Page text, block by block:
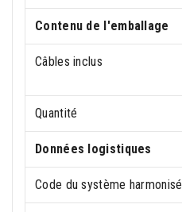
Contenu de l'emballage
Câbles inclus
Quantité
Données logistiques
Code du système harmonisé